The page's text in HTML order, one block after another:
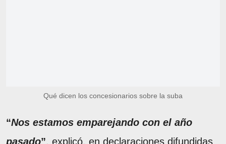
Qué dicen los concesionarios sobre la suba
“Nos estamos emparejando con el año
pasado”, explicó, en declaraciones difundidas